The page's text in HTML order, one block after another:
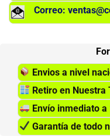
Correo:
Envios a nivel
Retiro en Nuestra
Envío inmediato
Garantía de todo